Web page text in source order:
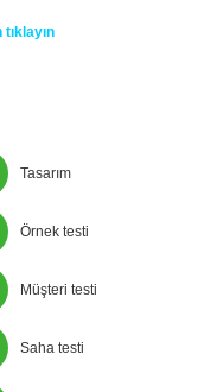
Tasarım
Örnek testi
Müşteri testi
Saha testi